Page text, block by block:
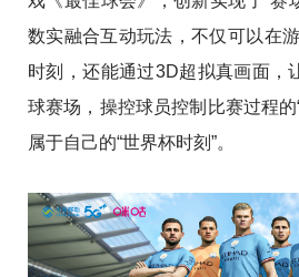
数实融合互动玩法，不仅可以在
时刻，还能通过3D超拟真画面，
球赛场，操控球员控制比赛过程
属于自己的“世界杯时刻”。